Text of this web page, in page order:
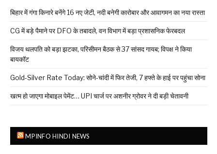
बिहार में गंगा किनारे बनेंगे 16 नए जेटी, नदी बनेगी कारोबार और आवागमन का नया रास्ता
CG में बड़े पैमाने पर DFO के तबादले, वन विभाग में बड़ा प्रशासनिक फेरबदल
विजय थलपति को बड़ा झटका, परिसीमन बैठक से 37 सांसद गायब; विपक्ष ने किया
बायकॉट
Gold-Silver Rate Today: सोने-चांदी में फिर तेजी, 7 हफ्ते के हाई पर पहुंचा सोना
खत्म हो जाएगा मोबाइल पेमेंट… UPI चार्ज पर अशनीर ग्रोवर ने दी बड़ी चेतावनी
MPINFO HINDI NEWS